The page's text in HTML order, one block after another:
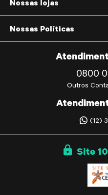
Nossas lojas
Nossas Políticas
0800
Outros
(12)
Site